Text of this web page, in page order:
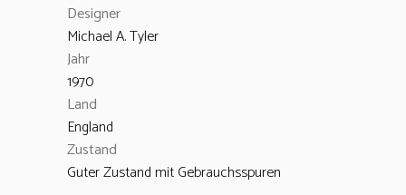
Designer
Michael A. Tyler
Jahr
1970
Land
England
Zustand
Guter Zustand mit Gebrauchsspuren